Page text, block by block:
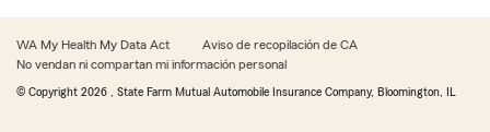
WA My Health My Data Act
Aviso de recopilación de CA
No vendan ni compartan mi información personal
© Copyright 2026 , State Farm Mutual Automobile Insurance Company, Bloomington, IL